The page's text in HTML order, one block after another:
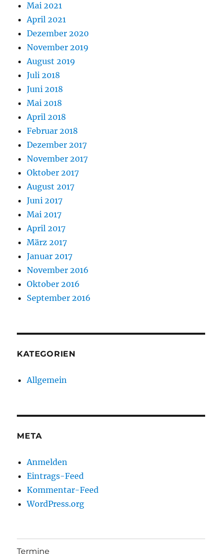
Mai 2021
April 2021
Dezember 2020
November 2019
August 2019
Juli 2018
Juni 2018
Mai 2018
April 2018
Februar 2018
Dezember 2017
November 2017
Oktober 2017
August 2017
Juni 2017
Mai 2017
April 2017
März 2017
Januar 2017
November 2016
Oktober 2016
September 2016
KATEGORIEN
Allgemein
META
Anmelden
Eintrags-Feed
Kommentar-Feed
WordPress.org
Termine